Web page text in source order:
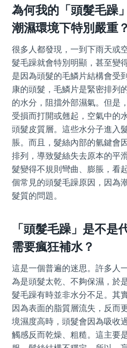
為何我的「頭髮毛躁
潮濕環境下特別嚴重？
很多人都發現，一到下雨天或
髮毛躁就會特別明顯，甚至變
是因為頭髮的毛鱗片結構會受
康的頭髮，毛鱗片是緊密排列
的水分，阻擋外部濕氣。但是
受損而打開或翹起，空氣中的
頭髮皮質層。這些水分子進入
脹。而且，髮絲內部的氫鍵會
排列，導致髮絲失去原本的平
髮變得不規則彎曲、膨脹，看
個常見的頭髮毛躁原因，因為
髮質的問題。
「頭髮毛躁」是不是
需要瘋狂補水？
這是一個普遍的迷思。許多人
為是頭髮太乾、不夠保濕，於
髮毛躁有時並非水分不足。其
因為表面的脂質層流失，反而
境濕度高時，頭髮會因為吸收
觸感反而乾燥、粗糙。這主要